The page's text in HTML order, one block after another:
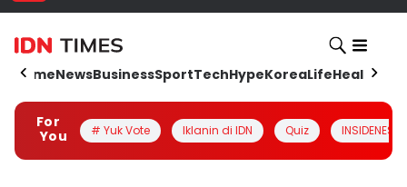
HomeNewsBusinessSportTechHypeKoreaLifeHealth
For
You
# Yuk Vote Iklanin di IDN Quiz INSIDENESIA